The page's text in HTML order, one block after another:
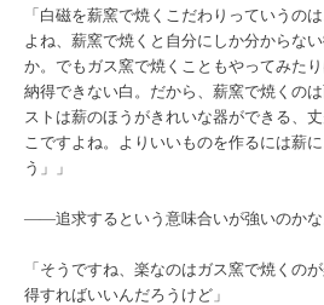
「白磁を薪窯で焼くこだわりっていうの
よね、薪窯で焼くと自分にしか分からな
か。でもガス窯で焼くこともやってみた
納得できない白。だから、薪窯で焼くの
ストは薪のほうがきれいな器ができる、
こですよね。よりいいものを作るには薪
う」」
――追求するという意味合いが強いのかな
「そうですね、楽なのはガス窯で焼くの
得すればいいんだろうけど」